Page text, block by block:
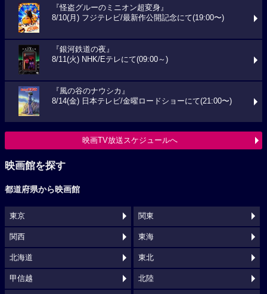
『怪盗グルーのミニオン超変身』
8/10(月) フジテレビ/最新作公開記念にて(19:00〜)
『銀河鉄道の夜』
8/11(火) NHK/Eテレにて(09:00～)
『風の谷のナウシカ』
8/14(金) 日本テレビ/金曜ロードショーにて(21:00〜)
映画TV放送スケジュールへ
映画館を探す
都道府県から映画館
東京 関東
関西 東海
北海道 東北
甲信越 北陸